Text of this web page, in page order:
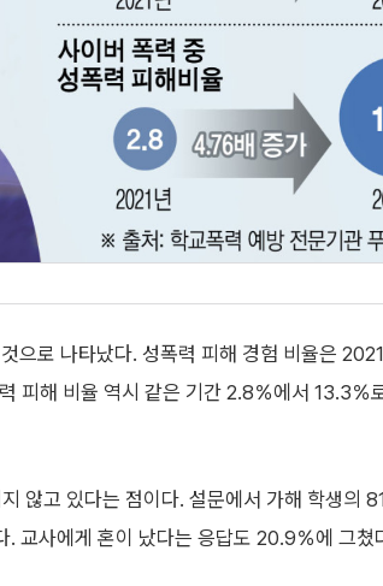
으로 나타났다. 성폭력 피해 경험 비율은
피해 비율 역시 같은 기간 2.8％에서 13.3％
않고 있다는 점이다. 설문에서 가해 학생의
. 교사에게 혼이 났다는 응답도 20.9％에 그쳤